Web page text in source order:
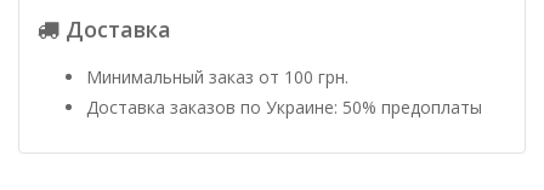
Доставка
Минимальный заказ от 100 грн.
Доставка заказов по Украине: 50% предоплаты